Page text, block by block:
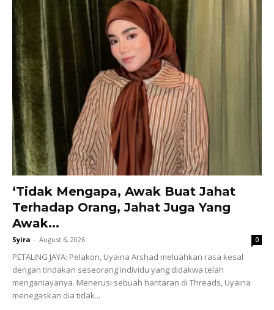
‘Tidak Mengapa, Awak Buat Jahat
Terhadap Orang, Jahat Juga Yang
Awak...
Syira - August 6, 2026 0
PETALING JAYA: Pelakon, Uyaina Arshad meluahkan rasa kesal
dengan tindakan seseorang individu yang didakwa telah
menganiayanya. Menerusi sebuah hantaran di Threads, Uyaina
menegaskan dia tidak...